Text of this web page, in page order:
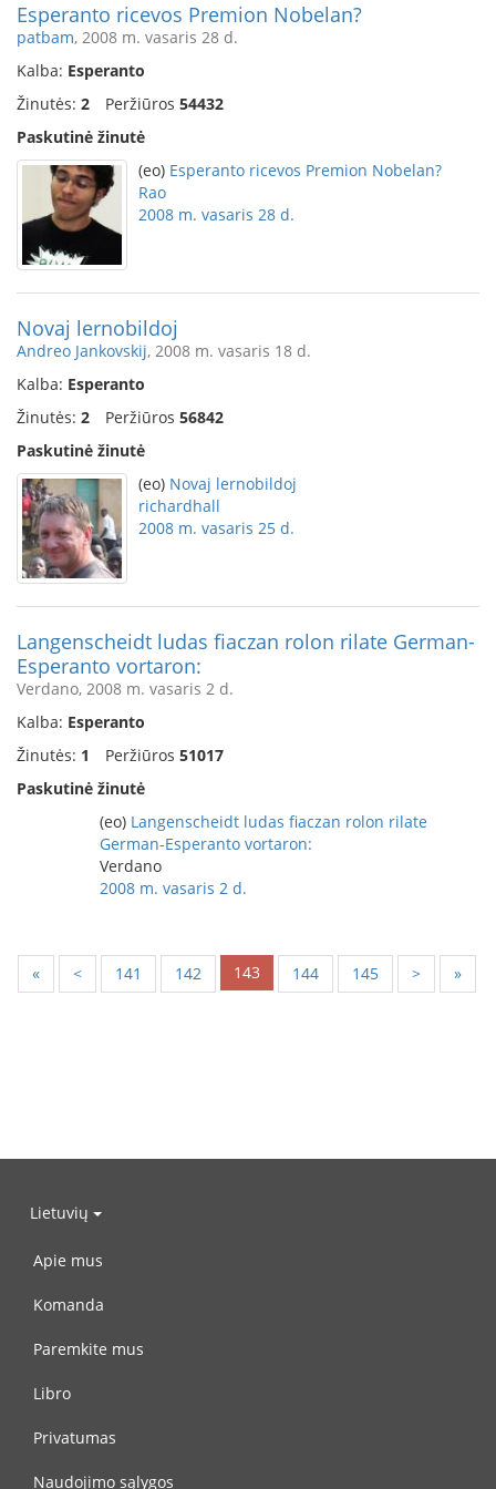
Esperanto ricevos Premion Nobelan?
patbam, 2008 m. vasaris 28 d.
Kalba: Esperanto
Žinutės: 2 Peržiūros 54432
Paskutinė žinutė
(eo) Esperanto ricevos Premion Nobelan?
Rao
2008 m. vasaris 28 d.
Novaj lernobildoj
Andreo Jankovskij, 2008 m. vasaris 18 d.
Kalba: Esperanto
Žinutės: 2 Peržiūros 56842
Paskutinė žinutė
(eo) Novaj lernobildoj
richardhall
2008 m. vasaris 25 d.
Langenscheidt ludas fiaczan rolon rilate German-
Esperanto vortaron:
Verdano, 2008 m. vasaris 2 d.
Kalba: Esperanto
Žinutės: 1 Peržiūros 51017
Paskutinė žinutė
(eo) Langenscheidt ludas fiaczan rolon rilate
German-Esperanto vortaron:
Verdano
2008 m. vasaris 2 d.
« < 141 142 143 144 145 > »
Lietuvių
Apie mus
Komanda
Paremkite mus
Libro
Privatumas
Naudojimo sąlygos